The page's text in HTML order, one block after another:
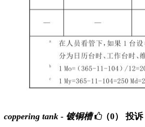
coppering tank - 镀铜槽 （0） 投诉